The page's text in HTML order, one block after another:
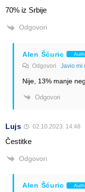
70% iz Srbije
Odgovori
Alen Šćuric
Odgovori Javio mi
Nije, 13% manje
Odgovori
Lujs 02.10.2023. 14:48
Čestitke
Odgovori
Alen Šćuric